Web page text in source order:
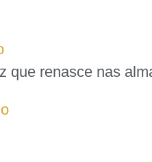
que renasce nas